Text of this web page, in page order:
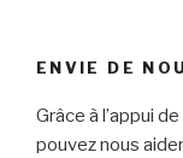
ENVIE DE
Grâce à l’appui de
pouvez nous